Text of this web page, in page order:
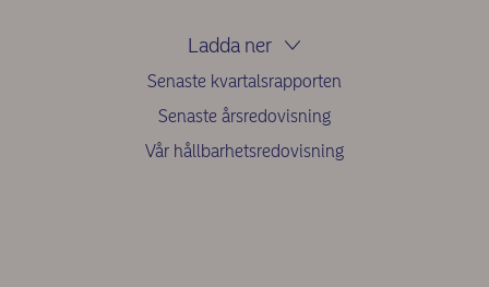
Ladda ner
Senaste kvartalsrapporten
Senaste årsredovisning
Vår hållbarhetsredovisning